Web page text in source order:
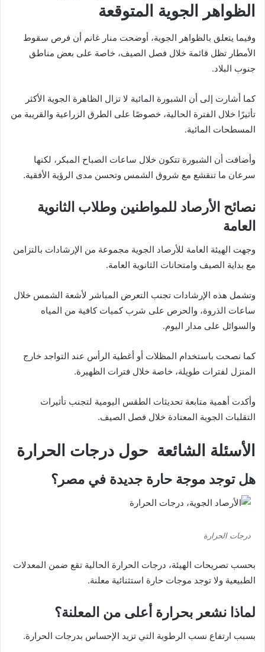
الظواهر الجوية المتوقعة
وفيما يتعلق بالظواهر الجوية، أوضحت منار غانم أن فرص سقوط
الأمطار تظل قائمة خلال فصل الصيف، خاصة على بعض مناطق
جنوب البلاد.
كما أشارت إلى أن الشبورة المائية لا تزال الظاهرة الجوية الأكثر
تأثيرًا خلال الفترة الحالية، خصوصًا على الطرق الزراعية والقريبة من
المسطحات المائية.
وأضافت أن الشبورة تتكون خلال ساعات الصباح المبكر، لكنها
سرعان ما تنقشع مع شروق الشمس وتحسن مدى الرؤية الأفقية.
نصائح الأرصاد للمواطنين وطلاب الثانوية
العامة
وجهت الهيئة العامة للأرصاد الجوية مجموعة من الإرشادات بالتزامن
مع بداية الصيف وامتحانات الثانوية العامة.
وتشمل هذه الإرشادات تجنب التعرض المباشر لأشعة الشمس خلال
ساعات الذروة، والحرص على شرب كميات كافية من المياه
والسوائل على مدار اليوم.
كما نصحت باستخدام المظلات أو أغطية الرأس عند التواجد خارج
المنزل لفترات طويلة، خاصة خلال فترات الظهيرة.
وأكدت أهمية متابعة تحديثات الطقس اليومية لتجنب تأثيرات
التقلبات الجوية المعتادة خلال فصل الصيف.
الأسئلة الشائعة حول درجات الحرارة
هل توجد موجة حارة جديدة في مصر؟
درجات الحرارة
بحسب تصريحات الهيئة، درجات الحرارة الحالية تقع ضمن المعدلات
الطبيعية ولا توجد موجات حارة استثنائية معلنة.
لماذا نشعر بحرارة أعلى من المعلنة؟
بسبب ارتفاع نسب الرطوبة التي تزيد الإحساس بدرجات الحرارة.